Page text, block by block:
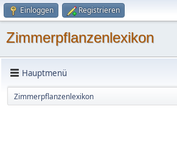
Einloggen Registrieren
Zimmerpflanzenlexikon
Hauptmenü
Zimmerpflanzenlexikon